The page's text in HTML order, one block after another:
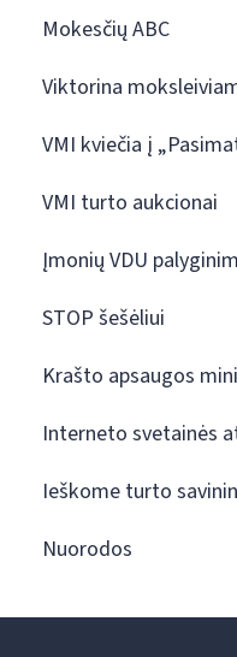
Mokesčių ABC
Viktorina
VMI kviečia į
VMI turto aukcionai
Įmonių VDU
STOP šešėliui
Krašto apsaugos
Interneto svetainės
Ieškome turto
Nuorodos